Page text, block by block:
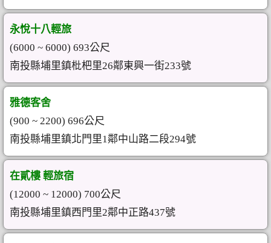
永悅十八輕旅
(6000 ~ 6000) 693公尺
南投縣埔里鎮枇杷里26鄰東興一街233號
雅德客舍
(900 ~ 2200) 696公尺
南投縣埔里鎮北門里1鄰中山路二段294號
在貳樓 輕旅宿
(12000 ~ 12000) 700公尺
南投縣埔里鎮西門里2鄰中正路437號